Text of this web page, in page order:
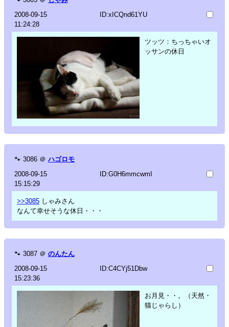
2008-09-15
11:24:28
ID:xICQnd61YU
ツッツ：ちっちゃいオ
ッサンの休日
🐾 3086 ＠ ハゴロモ
2008-09-15
15:15:29
ID:G0H6mmcwmI
>>3085 しゃみさん
なんて幸せそうな休日・・・
🐾 3087 ＠ のんたん
2008-09-15
15:23:36
ID:C4CYj51Dbw
お月見・・。（天然・
猫じゃらし）